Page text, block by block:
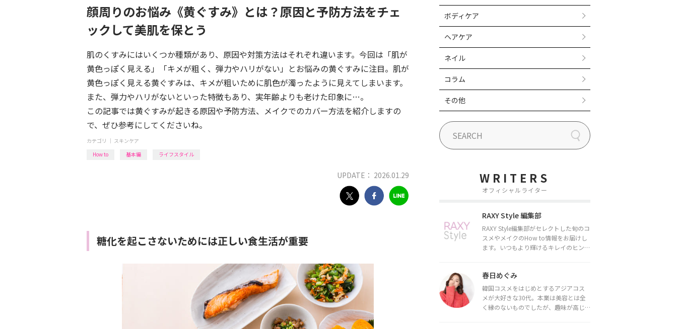
顔周りのお悩み《黄ぐすみ》とは？原因と予防方法をチェ
ックして美肌を保とう
肌のくすみにはいくつか種類があり、原因や対策方法はそれぞれ違います。今回は「肌が
黄色っぽく見える」「キメが粗く、弾力やハリがない」とお悩みの黄ぐすみに注目。肌が
黄色っぽく見える黄ぐすみは、キメが粗いために肌色が濁ったように見えてしまいます。
また、弾力やハリがないといった特徴もあり、実年齢よりも老けた印象に…。
この記事では黄ぐすみが起きる原因や予防方法、メイクでのカバー方法を紹介しますの
で、ぜひ参考にしてくださいね。
カテゴリ ｜ スキンケア
How to
基本編 ライフスタイル
UPDATE： 2026.01.29
糖化を起こさないためには正しい食生活が重要
ボディケア
ヘアケア
ネイル
コラム
その他
WRITERS
オフィシャルライター
RAXY Style 編集部
RAXY Style編集部がセレクトした旬のコ
スメやメイクのHow to情報をお届けし
ます。いつもより輝けるキレイのヒント
春日めぐみ
韓国コスメをはじめとするアジアコス
メが大好きな30代。本業は美容とは全
く縁のないものでしたが、趣味が高じ